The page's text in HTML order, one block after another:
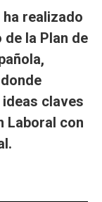
ha realizado
la Plan de
claves
Laboral con